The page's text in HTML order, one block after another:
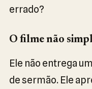
errado?
O filme não
Ele não entrega
de sermão. Ele